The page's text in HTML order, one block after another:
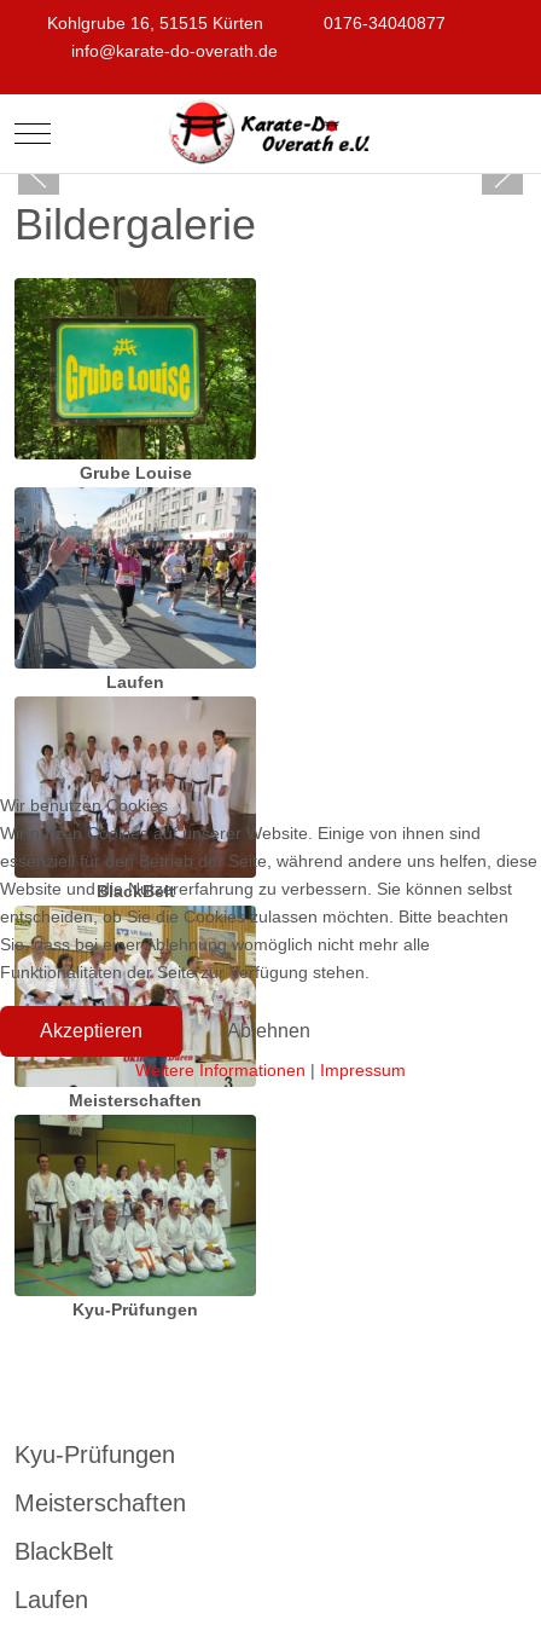
Kohlgrube 16, 51515 Kürten
0176-34040877
info@karate-do-overath.de
Mobile Menu Toggle
Bildergalerie
Grube Louise
Laufen
BlackBelt
Meisterschaften
Kyu-Prüfungen
Kyu-Prüfungen
Meisterschaften
BlackBelt
Laufen
Wir benutzen Cookies
Wir nutzen Cookies auf unserer Website. Einige von ihnen sind
essenziell für den Betrieb der Seite, während andere uns helfen, diese
Website und die Nutzererfahrung zu verbessern. Sie können selbst
entscheiden, ob Sie die Cookies zulassen möchten. Bitte beachten
Sie, dass bei einer Ablehnung womöglich nicht mehr alle
Funktionalitäten der Seite zur Verfügung stehen.
Akzeptieren Ablehnen
Weitere Informationen | Impressum